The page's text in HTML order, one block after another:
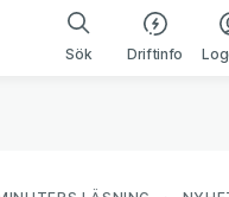
Sök Driftinfo